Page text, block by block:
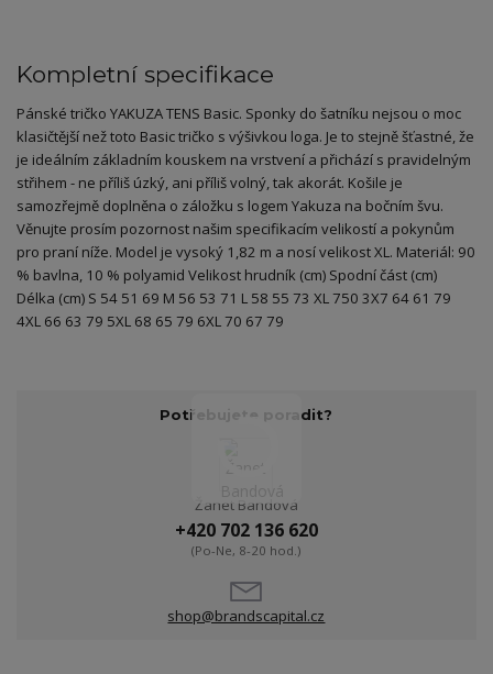
Kompletní specifikace
Pánské tričko YAKUZA TENS Basic. Sponky do šatníku nejsou o moc
klasičtější než toto Basic tričko s výšivkou loga. Je to stejně šťastné, že
je ideálním základním kouskem na vrstvení a přichází s pravidelným
střihem - ne příliš úzký, ani příliš volný, tak akorát. Košile je
samozřejmě doplněna o záložku s logem Yakuza na bočním švu.
Věnujte prosím pozornost našim specifikacím velikostí a pokynům
pro praní níže. Model je vysoký 1,82 m a nosí velikost XL. Materiál: 90
% bavlna, 10 % polyamid Velikost hrudník (cm) Spodní část (cm)
Délka (cm) S 54 51 69 M 56 53 71 L 58 55 73 XL 750 3X7 64 61 79
4XL 66 63 79 5XL 68 65 79 6XL 70 67 79
Potřebujete poradit?
Žanet Bandová
+420 702 136 620
(Po-Ne, 8-20 hod.)
shop@brandscapital.cz